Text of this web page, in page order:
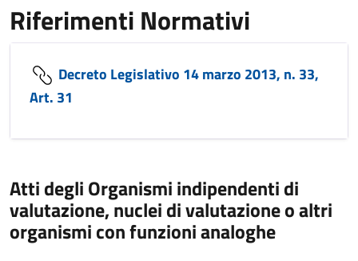
Riferimenti Normativi
Decreto Legislativo 14 marzo 2013, n. 33,
Art. 31
Atti degli Organismi indipendenti di
valutazione, nuclei di valutazione o altri
organismi con funzioni analoghe